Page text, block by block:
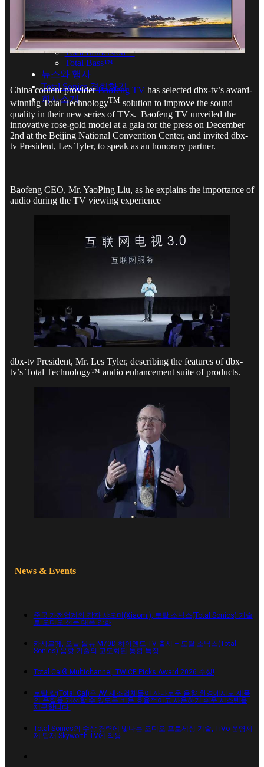
Total Sonics® – 수상경력에 빛나는 오디오
강화기술
Total Cal™
Total Cal™ Multichannel
Total Immersion™
Total Bass™
뉴스와 행사
Total Sonics 경험하기
회사소개
China content providerBaofeng TVhas selected dbx-tv’s award-
winning Total TechnologyTM solution to improve the sound
quality in their new series of TVs. Baofeng TV unveiled the
innovative rose-gold model at a gala for the press on December
2nd at the Beijing National Convention Center, and invited dbx-
tv President, Les Tyler, to speak as an honorary partner.
Baofeng CEO, Mr. YaoPing Liu, as he explains the importance of
audio during the TV viewing experience
dbx-tv President, Mr. Les Tyler, describing the features of dbx-
tv’s Total Technology™ audio enhancement suite of products.
News & Events
중국 가전업계의 강자 샤오미(Xiaomi), 토탈 소닉스(Total Sonics) 기술
로 오디오 성능 대폭 강화
카사르떼, 오늘 올뉴 M70D 하이엔드 TV 출시 – 토탈 소닉스(Total
Sonics) 음향 기술의 고도화된 통합 특징
Total Cal® Multichannel, TWICE Picks Award 2026 수상!
토탈 칼(Total Cal)은 AV 제조업체들이 까다로운 음향 환경에서도 제품
의 음질을 개선할 수 있도록 비용 효율적이고 사용하기 쉬운 시스템을
제공합니다.
Total Sonics의 수상 경력에 빛나는 오디오 프로세싱 기술, TiVo 운영체
제 탑재 Skyworth TV에 적용